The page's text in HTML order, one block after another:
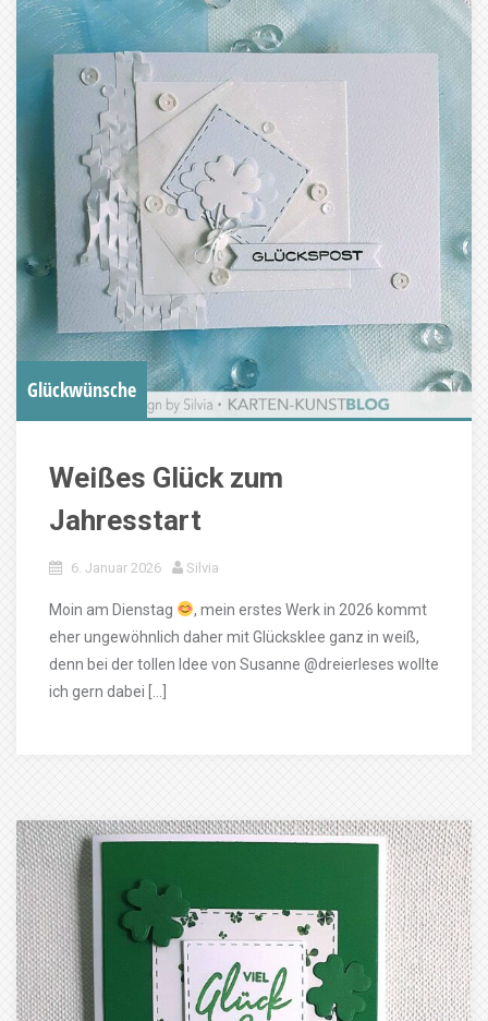
Glückwünsche
Weißes Glück zum
Jahresstart
6. Januar 2026 Silvia
Moin am Dienstag
, mein erstes Werk in 2026 kommt
eher ungewöhnlich daher mit Glücksklee ganz in weiß,
denn bei der tollen Idee von Susanne @dreierleses wollte
ich gern dabei […]